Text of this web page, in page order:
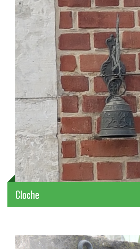
Cloche